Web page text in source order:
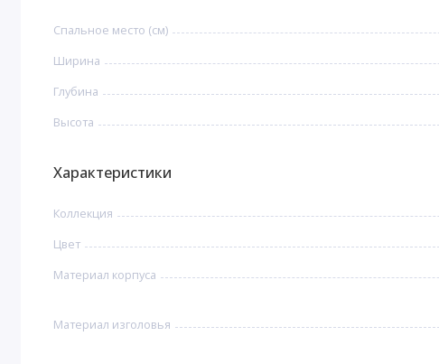
Спальное место (см)
Ширина
Глубина
Высота
Характеристики
Коллекция
Цвет
Материал корпуса
Материал изголовья